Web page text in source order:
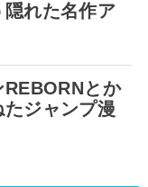
隠れた名作ア
とか
ジャンプ漫